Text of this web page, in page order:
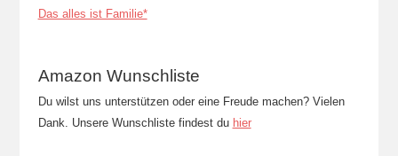
Das alles ist Familie*
Amazon Wunschliste
Du wilst uns unterstützen oder eine Freude machen? Vielen
Dank. Unsere Wunschliste findest du hier